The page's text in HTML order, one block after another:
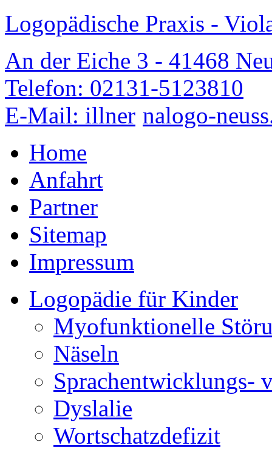
Logopädische Praxis -
An der Eiche 3 - 41468
Telefon: 02131-5123810
E-Mail: illner nalogo-
Home
Anfahrt
Partner
Sitemap
Impressum
Logopädie für Kinder
Myofunktionelle
Näseln
Sprachentwicklungs-
Dyslalie
Wortschatzdefizit